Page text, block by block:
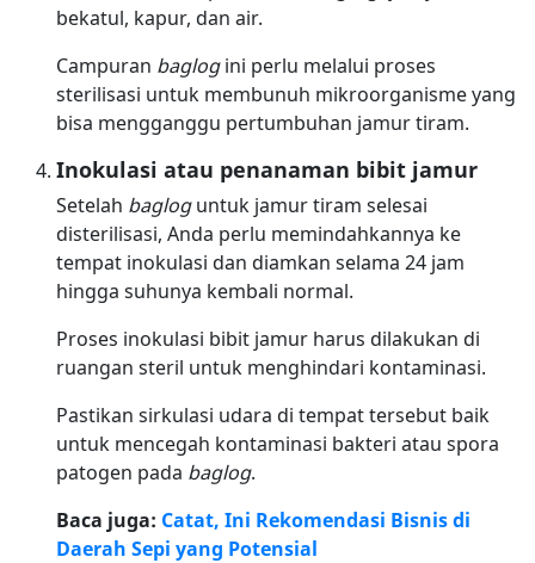
bekatul, kapur, dan air.
Campuran baglogini perlu melalui proses
sterilisasi untuk membunuh mikroorganisme yang
bisa mengganggu pertumbuhan jamur tiram.
Inokulasi atau penanaman bibit jamur
Setelah bagloguntuk jamur tiram selesai
disterilisasi, Anda perlu memindahkannya ke
tempat inokulasi dan diamkan selama 24 jam
hingga suhunya kembali normal.
Proses inokulasi bibit jamur harus dilakukan di
ruangan steril untuk menghindari kontaminasi.
Pastikan sirkulasi udara di tempat tersebut baik
untuk mencegah kontaminasi bakteri atau spora
patogen pada baglog.
Baca juga: Catat, Ini Rekomendasi Bisnis di
Daerah Sepi yang Potensial